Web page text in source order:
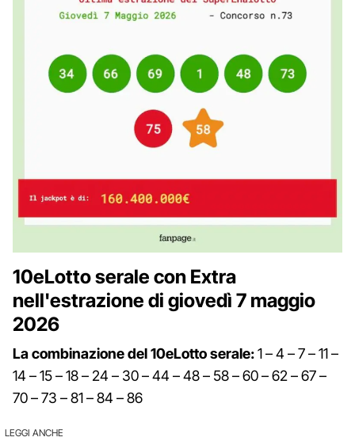
10eLotto serale con Extra
nell'estrazione di giovedì 7 maggio
2026
La combinazione del 10eLotto serale:1 – 4 – 7 – 11 –
14 – 15 – 18 – 24 – 30 – 44 – 48 – 58 – 60 – 62 – 67 –
70 – 73 – 81 – 84 – 86
LEGGI ANCHE